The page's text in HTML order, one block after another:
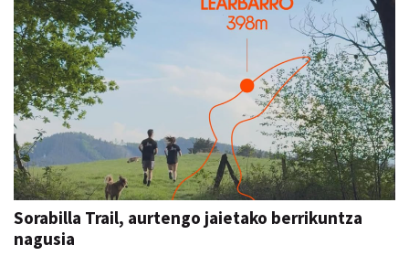
Sorabilla Trail, aurtengo jaietako berrikuntza
nagusia